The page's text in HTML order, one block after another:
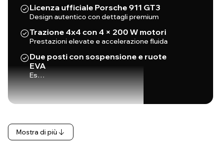
Licenza ufficiale Porsche 911 GT3
Design autentico con dettagli premium
Trazione 4x4 con 4 × 200 W motori
Prestazioni elevate e accelerazione fluida
Due posti con sospensione e ruote
EVA
Es…
Mostra di più